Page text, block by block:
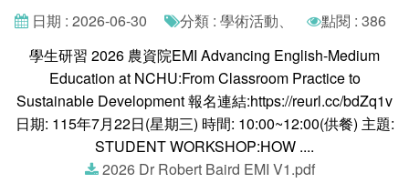
日期 : 2026-06-30 分類 : 學術活動、
點閱 : 386
學生研習 2026 農資院EMI Advancing English-Medium
Education at NCHU:From Classroom Practice to
Sustainable Development 報名連結:https://reurl.cc/bdZq1v
日期: 115年7月22日(星期三) 時間: 10:00~12:00(供餐) 主題:
STUDENT WORKSHOP:HOW ....
2026 Dr Robert Baird EMI V1.pdf